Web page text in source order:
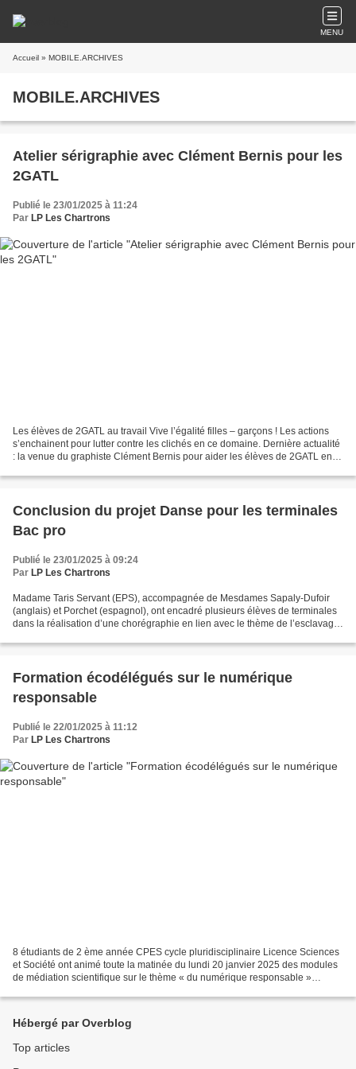
MENU
Accueil » MOBILE.ARCHIVES
MOBILE.ARCHIVES
Atelier sérigraphie avec Clément Bernis pour les
2GATL
Publié le 23/01/2025 à 11:24
Par LP Les Chartrons
Les élèves de 2GATL au travail Vive l’égalité filles – garçons ! Les actions
s’enchainent pour lutter contre les clichés en ce domaine. Dernière actualité
: la venue du graphiste Clément Bernis pour aider les élèves de 2GATL en
Conclusion du projet Danse pour les terminales
Bac pro
Publié le 23/01/2025 à 09:24
Par LP Les Chartrons
Madame Taris Servant (EPS), accompagnée de Mesdames Sapaly-Dufoir
(anglais) et Porchet (espagnol), ont encadré plusieurs élèves de terminales
dans la réalisation d’une chorégraphie en lien avec le thème de l’esclavage,
Formation écodélégués sur le numérique
responsable
Publié le 22/01/2025 à 11:12
Par LP Les Chartrons
8 étudiants de 2 ème année CPES cycle pluridisciplinaire Licence Sciences
et Société ont animé toute la matinée du lundi 20 janvier 2025 des modules
de médiation scientifique sur le thème « du numérique responsable »
Hébergé par Overblog
Top articles